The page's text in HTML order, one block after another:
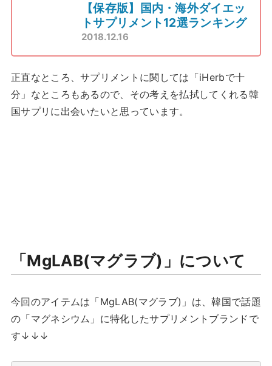
【保存版】国内・海外ダイエッ
トサプリメント12選ランキング
2018.12.16
正直なところ、サプリメントに関しては「iHerbで十
分」なところもあるので、その考えを払拭してくれる韓
国サプリに出会いたいと思っています。
「MgLAB(マグラブ)」について
今回のアイテムは「MgLAB(マグラブ)」は、韓国で話題
の「マグネシウム」に特化したサプリメントブランドで
す↓↓↓